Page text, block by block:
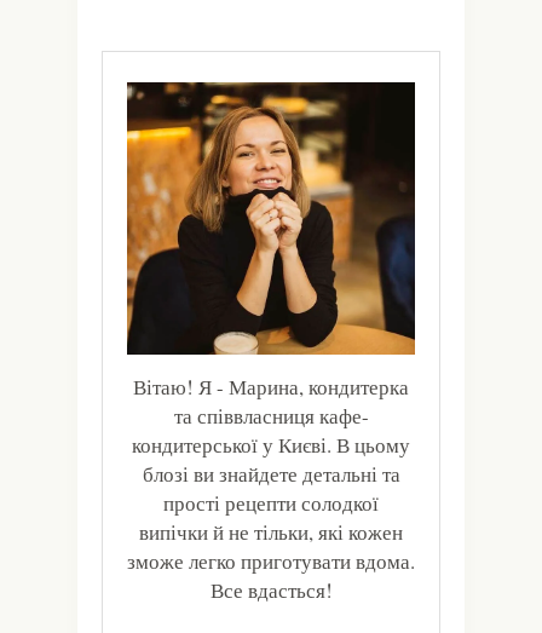
Вітаю! Я - Марина, кондитерка
та співвласниця кафе-
кондитерської у Києві. В цьому
блозі ви знайдете детальні та
прості рецепти солодкої
випічки й не тільки, які кожен
зможе легко приготувати вдома.
Все вдасться!